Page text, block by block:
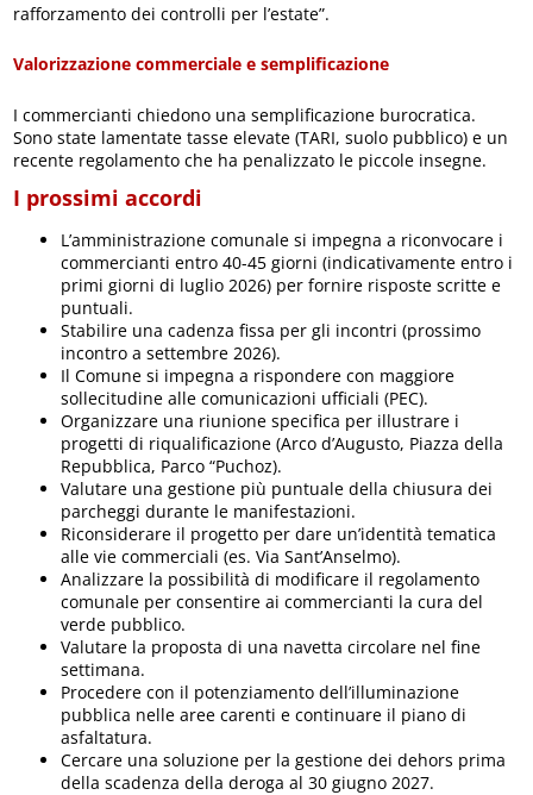
rafforzamento dei controlli per l’estate”.
Valorizzazione commerciale e semplificazione
I commercianti chiedono una semplificazione burocratica.
Sono state lamentate tasse elevate (TARI, suolo pubblico) e un
recente regolamento che ha penalizzato le piccole insegne.
I prossimi accordi
L’amministrazione comunale si impegna a riconvocare i
commercianti entro 40-45 giorni (indicativamente entro i
primi giorni di luglio 2026) per fornire risposte scritte e
puntuali.
Stabilire una cadenza fissa per gli incontri (prossimo
incontro a settembre 2026).
Il Comune si impegna a rispondere con maggiore
sollecitudine alle comunicazioni ufficiali (PEC).
Organizzare una riunione specifica per illustrare i
progetti di riqualificazione (Arco d’Augusto, Piazza della
Repubblica, Parco “Puchoz).
Valutare una gestione più puntuale della chiusura dei
parcheggi durante le manifestazioni.
Riconsiderare il progetto per dare un’identità tematica
alle vie commerciali (es. Via Sant’Anselmo).
Analizzare la possibilità di modificare il regolamento
comunale per consentire ai commercianti la cura del
verde pubblico.
Valutare la proposta di una navetta circolare nel fine
settimana.
Procedere con il potenziamento dell’illuminazione
pubblica nelle aree carenti e continuare il piano di
asfaltatura.
Cercare una soluzione per la gestione dei dehors prima
della scadenza della deroga al 30 giugno 2027.